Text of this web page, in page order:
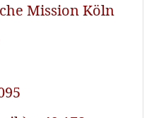
Mission Köln